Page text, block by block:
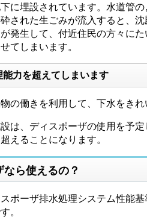
に埋設されています。水道管
された生ごみが流入すると、
発生して、付近住民の方々に
てしまいます。
力を超えてしまいます
の働きを利用して、下水をき
は、ディスポーザの使用を予
えることになります。
ら使えるの？
ポーザ排水処理システム性能
。